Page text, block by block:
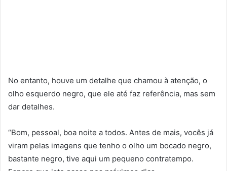
No entanto, houve um detalhe que chamou à atenção, o
olho esquerdo negro, que ele até faz referência, mas sem
dar detalhes.
“Bom, pessoal, boa noite a todos. Antes de mais, vocês já
viram pelas imagens que tenho o olho um bocado negro,
bastante negro, tive aqui um pequeno contratempo.